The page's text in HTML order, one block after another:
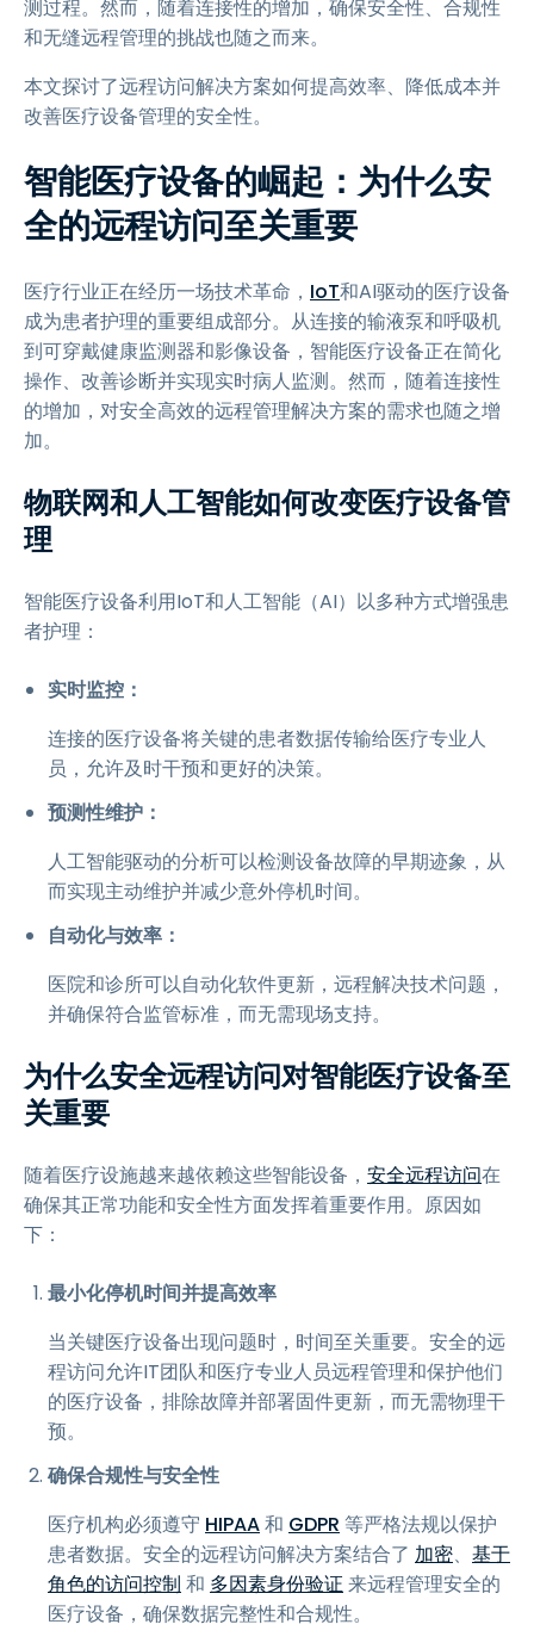
测过程。然而，随着连接性的增加，确保安全性、合规性
和无缝远程管理的挑战也随之而来。
本文探讨了远程访问解决方案如何提高效率、降低成本并
改善医疗设备管理的安全性。
智能医疗设备的崛起：为什么安
全的远程访问至关重要
医疗行业正在经历一场技术革命， IoT和AI驱动的医疗设备
成为患者护理的重要组成部分。从连接的输液泵和呼吸机
到可穿戴健康监测器和影像设备，智能医疗设备正在简化
操作、改善诊断并实现实时病人监测。然而，随着连接性
的增加，对安全高效的远程管理解决方案的需求也随之增
加。
物联网和人工智能如何改变医疗设备管
理
智能医疗设备利用IoT和人工智能（AI）以多种方式增强患
者护理：
实时监控：
连接的医疗设备将关键的患者数据传输给医疗专业人
员，允许及时干预和更好的决策。
预测性维护：
人工智能驱动的分析可以检测设备故障的早期迹象，从
而实现主动维护并减少意外停机时间。
自动化与效率：
医院和诊所可以自动化软件更新，远程解决技术问题，
并确保符合监管标准，而无需现场支持。
为什么安全远程访问对智能医疗设备至
关重要
随着医疗设施越来越依赖这些智能设备， 安全远程访问在
确保其正常功能和安全性方面发挥着重要作用。原因如
下：
最小化停机时间并提高效率
当关键医疗设备出现问题时，时间至关重要。安全的远
程访问允许IT团队和医疗专业人员远程管理和保护他们
的医疗设备，排除故障并部署固件更新，而无需物理干
预。
确保合规性与安全性
医疗机构必须遵守 HIPAA和 GDPR 等严格法规以保护
患者数据。安全的远程访问解决方案结合了 加密、 基于
角色的访问控制 和 多因素身份验证来远程管理安全的
医疗设备，确保数据完整性和合规性。